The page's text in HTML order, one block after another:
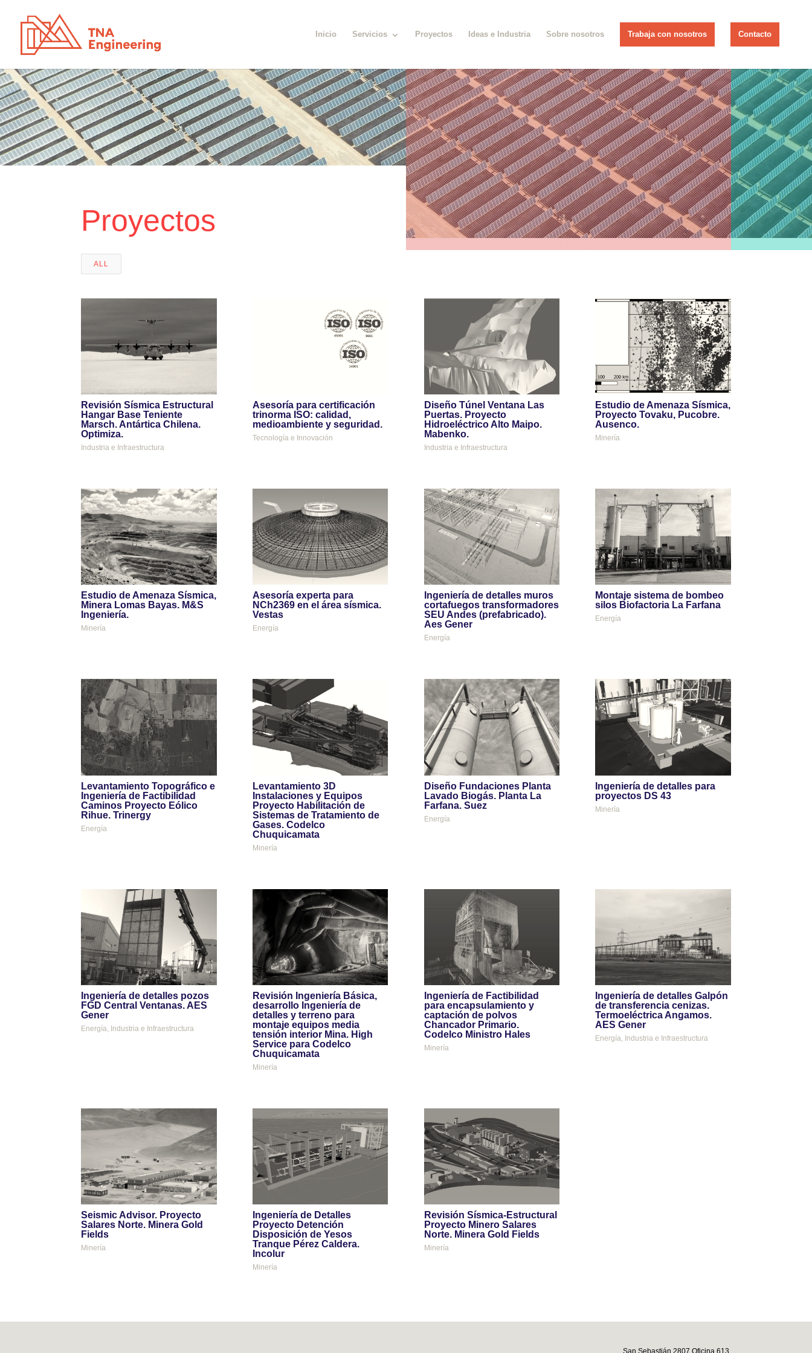
Inicio Servicios Proyectos Ideas e Industria Sobre nosotros Trabaja con nosotros Contacto
Proyectos
ALL
Revisión Sísmica Estructural
Hangar Base Teniente
Marsch. Antártica Chilena.
Optimiza.
Industria e Infraestructura
Asesoría para certificación
trinorma ISO: calidad,
medioambiente y seguridad.
Tecnología e Innovación
Diseño Túnel Ventana Las
Puertas. Proyecto
Hidroeléctrico Alto Maipo.
Mabenko.
Industria e Infraestructura
Estudio de Amenaza Sísmica,
Proyecto Tovaku, Pucobre.
Ausenco.
Minería
Estudio de Amenaza Sísmica,
Minera Lomas Bayas. M&S
Ingeniería.
Minería
Asesoría experta para
NCh2369 en el área sísmica.
Vestas
Energía
Ingeniería de detalles muros
cortafuegos transformadores
SEU Andes (prefabricado).
Aes Gener
Energía
Montaje sistema de bombeo
silos Biofactoria La Farfana
Energía
Levantamiento Topográfico e
Ingeniería de Factibilidad
Caminos Proyecto Eólico
Rihue. Trinergy
Energía
Levantamiento 3D
Instalaciones y Equipos
Proyecto Habilitación de
Sistemas de Tratamiento de
Gases. Codelco
Chuquicamata
Minería
Diseño Fundaciones Planta
Lavado Biogás. Planta La
Farfana. Suez
Energía
Ingeniería de detalles para
proyectos DS 43
Minería
Ingeniería de detalles pozos
FGD Central Ventanas. AES
Gener
Energía, Industria e Infraestructura
Revisión Ingeniería Básica,
desarrollo Ingeniería de
detalles y terreno para
montaje equipos media
tensión interior Mina. High
Service para Codelco
Chuquicamata
Minería
Ingeniería de Factibilidad
para encapsulamiento y
captación de polvos
Chancador Primario.
Codelco Ministro Hales
Minería
Ingeniería de detalles Galpón
de transferencia cenizas.
Termoeléctrica Angamos.
AES Gener
Energía, Industria e Infraestructura
Seismic Advisor. Proyecto
Salares Norte. Minera Gold
Fields
Minería
Ingeniería de Detalles
Proyecto Detención
Disposición de Yesos
Tranque Pérez Caldera.
Incolur
Minería
Revisión Sísmica-Estructural
Proyecto Minero Salares
Norte. Minera Gold Fields
Minería
San Sebastián 2807 Oficina 613,